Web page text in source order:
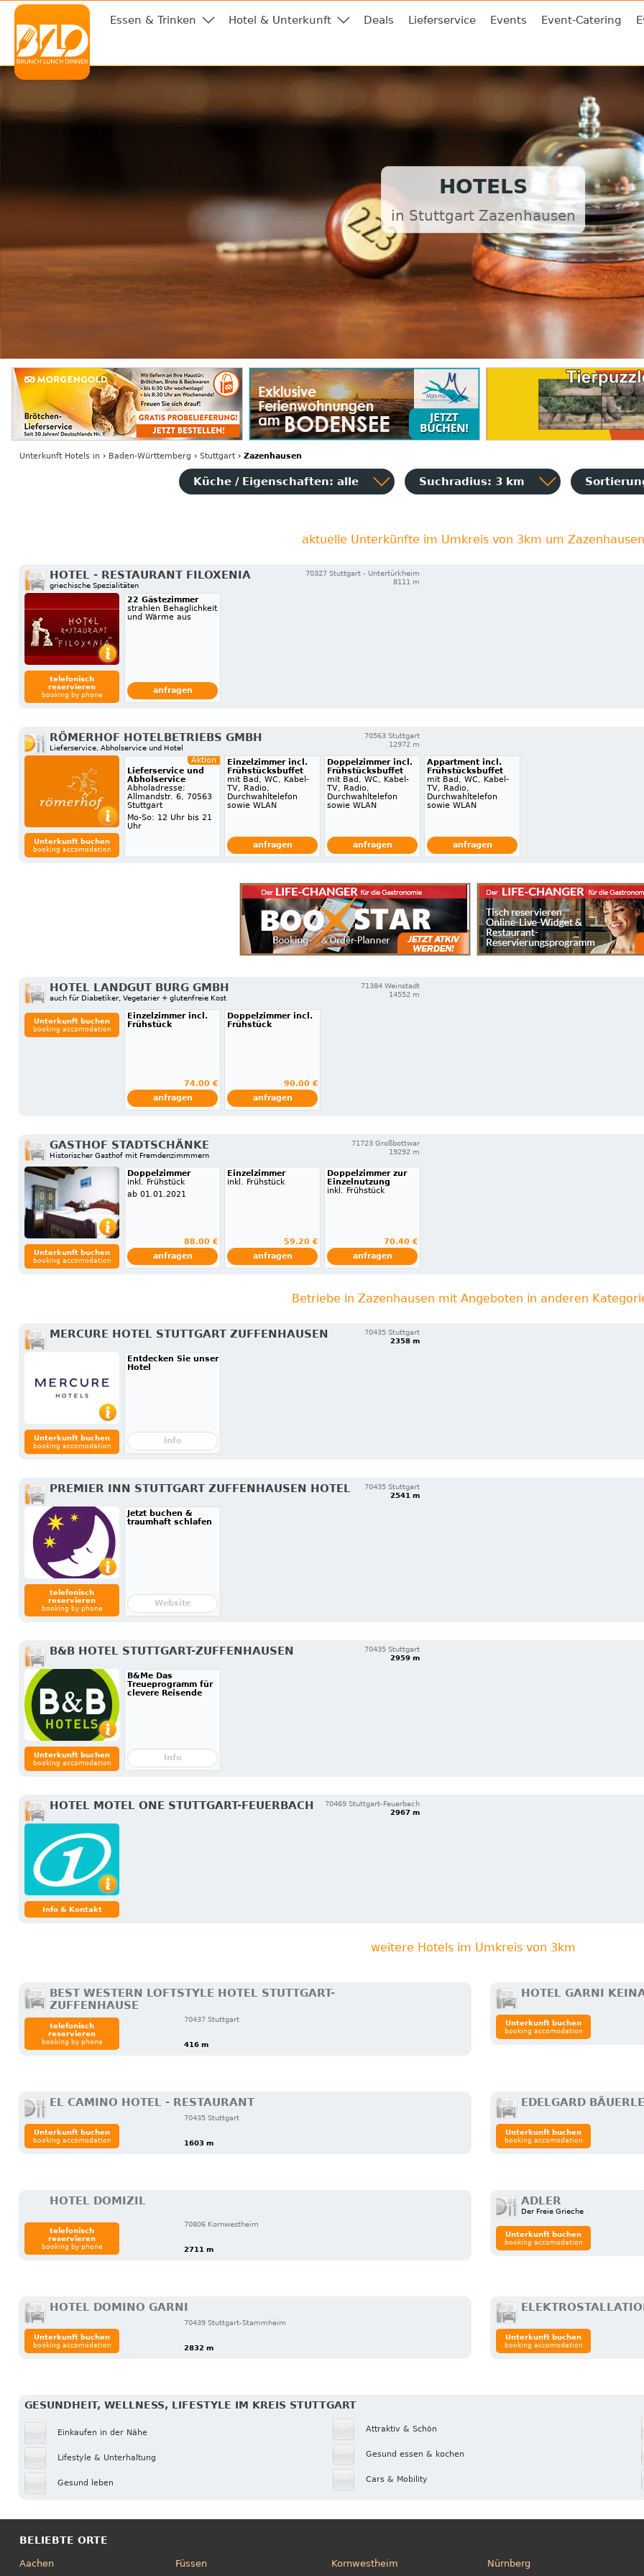
Essen & Trinken Hotel & Unterkunft Deals Lieferservice Events Event-Catering
HOTELS
in Stuttgart Zazenhausen
Unterkunft Hotels in › Baden-Württemberg › Stuttgart› Zazenhausen
Küche / Eigenschaften: alle Suchradius: 3 km
aktuelle Unterkünfte im Umkreis von 3km um
HOTEL - RESTAURANT FILOXENIA
griechische Spezialitäten
70327 Stuttgart - Untertürkheim
8111 m
telefonisch
reservieren
booking by phone
22 Gästezimmer
strahlen Behaglichkeit
und Wärme aus
anfragen
RÖMERHOF HOTELBETRIEBS GMBH
Lieferservice, Abholservice und Hotel
70563 Stuttgart
12972 m
Unterkunft buchen
booking accomodation
Aktion
Lieferservice und
Abholservice
Abholadresse:
Allmandstr. 6, 70563
Stuttgart
Mo-So: 12 Uhr bis 21
Uhr
Einzelzimmer incl.
Frühstücksbuffet
mit Bad, WC, Kabel-
TV, Radio,
Durchwahltelefon
sowie WLAN
anfragen
Doppelzimmer incl.
Frühstücksbuffet
mit Bad, WC, Kabel-
TV, Radio,
Durchwahltelefon
sowie WLAN
anfragen
Appartment incl.
Frühstücksbuffet
mit Bad, WC, Kabel-
TV, Radio,
Durchwahltelefon
sowie WLAN
anfragen
HOTEL LANDGUT BURG GMBH
auch für Diabetiker, Vegetarier + glutenfreie Kost
71384 Weinstadt
14552 m
Unterkunft buchen
booking accomodation
Einzelzimmer incl.
Frühstück
74.00 €
anfragen
Doppelzimmer incl.
Frühstück
90.00 €
anfragen
GASTHOF STADTSCHÄNKE
Historischer Gasthof mit Fremdenzimmmern
71723 Großbottwar
19292 m
Unterkunft buchen
booking accomodation
Doppelzimmer
inkl. Frühstück
ab 01.01.2021
88.00 €
anfragen
Einzelzimmer
inkl. Frühstück
59.20 €
anfragen
Doppelzimmer zur
Einzelnutzung
inkl. Frühstück
70.40 €
anfragen
Betriebe in Zazenhausen mit Angeboten in anderen
MERCURE HOTEL STUTTGART ZUFFENHAUSEN
70435 Stuttgart
2358 m
Unterkunft buchen
booking accomodation
Entdecken Sie unser
Hotel
Info
PREMIER INN STUTTGART ZUFFENHAUSEN HOTEL
70435 Stuttgart
2541 m
telefonisch
reservieren
booking by phone
Jetzt buchen &
traumhaft schlafen
Website
B&B HOTEL STUTTGART-ZUFFENHAUSEN
70435 Stuttgart
2959 m
Unterkunft buchen
booking accomodation
B&Me Das
Treueprogramm für
clevere Reisende
Info
HOTEL MOTEL ONE STUTTGART-FEUERBACH
70469 Stuttgart-Feuerbach
2967 m
Info & Kontakt
weitere Hotels im Umkreis von 3km
BEST WESTERN LOFTSTYLE HOTEL STUTTGART-
ZUFFENHAUSE
70437 Stuttgart
416 m
telefonisch
reservieren
booking by phone
HOTEL GARNI
Unterkunft buchen
booking accomodation
EL CAMINO HOTEL - RESTAURANT
70435 Stuttgart
1603 m
Unterkunft buchen
booking accomodation
EDELGARD
Unterkunft buchen
booking accomodation
HOTEL DOMIZIL
70806 Kornwestheim
2711 m
telefonisch
reservieren
booking by phone
ADLER
Der Freie Grieche
Unterkunft buchen
booking accomodation
HOTEL DOMINO GARNI
70439 Stuttgart-Stammheim
2832 m
Unterkunft buchen
booking accomodation
Unterkunft buchen
booking accomodation
GESUNDHEIT, WELLNESS, LIFESTYLE IM KREIS STUTTGART
Einkaufen in der Nähe
Lifestyle & Unterhaltung
Gesund leben
Attraktiv & Schön
Gesund essen & kochen
Cars & Mobility
BELIEBTE ORTE
Aachen Füssen Kornwestheim Nürnberg